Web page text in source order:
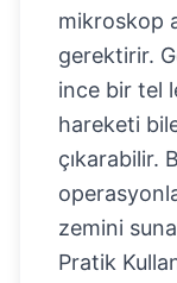
mikroskop
gerektirir.
ince bir tel
hareketi
çıkarabilir.
zemini
Pratik